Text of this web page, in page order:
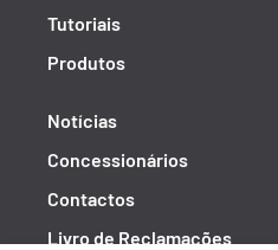
Tutoriais
Produtos
Notícias
Concessionários
Contactos
Livro de Reclamações